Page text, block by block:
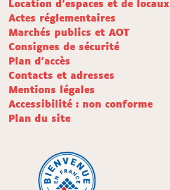
Location d'espaces et de locaux
Actes réglementaires
Marchés publics et AOT
Consignes de sécurité
Plan d'accès
Contacts et adresses
Mentions légales
Accessibilité : non conforme
Plan du site